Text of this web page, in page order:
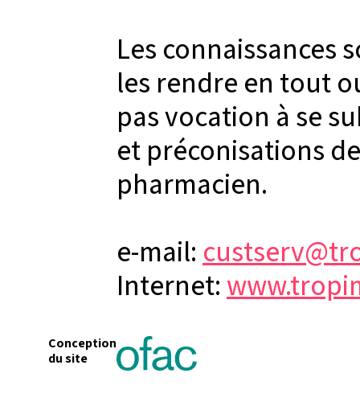
Les connaissances
les rendre en tout
pas vocation à se
et préconisations
pharmacien.
e-mail:
Internet:
Conception
du site